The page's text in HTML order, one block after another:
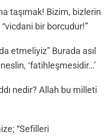
taşımak! Bizim, bizlerin
“vicdani bir borcudur!”
etmeliyiz” Burada asıl
‘fatihleşmesidir…’
nedir? Allah bu milleti
“Sefilleri